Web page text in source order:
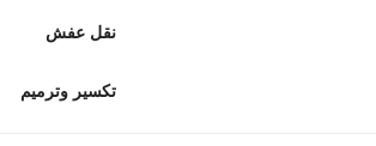
نقل عفش
تكسير وترميم